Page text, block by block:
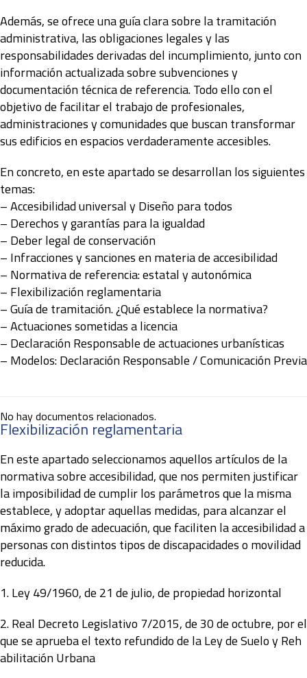
Además, se ofrece una guía clara sobre la tramitación
administrativa, las obligaciones legales y las
responsabilidades derivadas del incumplimiento, junto con
información actualizada sobre subvenciones y
documentación técnica de referencia. Todo ello con el
objetivo de facilitar el trabajo de profesionales,
administraciones y comunidades que buscan transformar
sus edificios en espacios verdaderamente accesibles.
En concreto, en este apartado se desarrollan los siguientes
temas:
– Accesibilidad universal y Diseño para todos
– Derechos y garantías para la igualdad
– Deber legal de conservación
– Infracciones y sanciones en materia de accesibilidad
– Normativa de referencia: estatal y autonómica
– Flexibilización reglamentaria
– Guía de tramitación. ¿Qué establece la normativa?
– Actuaciones sometidas a licencia
– Declaración Responsable de actuaciones urbanísticas
– Modelos: Declaración Responsable / Comunicación Previa
No hay documentos relacionados.
Flexibilización reglamentaria
En este apartado seleccionamos aquellos artículos de la
normativa sobre accesibilidad, que nos permiten justificar
la imposibilidad de cumplir los parámetros que la misma
establece, y adoptar aquellas medidas, para alcanzar el
máximo grado de adecuación, que faciliten la accesibilidad a
personas con distintos tipos de discapacidades o movilidad
reducida.
1.Ley 49/1960, de 21 de julio, de propiedad horizontal
2. Real Decreto Legislativo 7/2015, de 30 de octubre, por el
que se aprueba el texto refundido de la Ley de Suelo y Reh
abilitación Urbana